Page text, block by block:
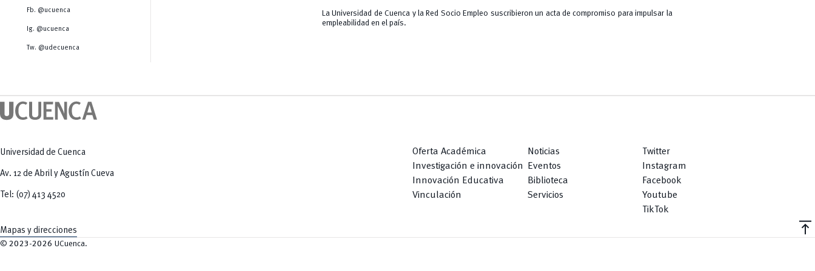
Tecnologías
Radio Universitaria
Sostenibilidad
Fb. @ucuenca
Ig. @ucuenca
Tw. @udecuenca
La Universidad de Cuenca y la Red Socio Empleo suscribieron un acta de compromiso para impulsar la
empleabilidad en el país.
Universidad de Cuenca
Av. 12 de Abril y Agustín Cueva
Tel: (07) 413 4520
Mapas y direcciones
Oferta Académica
Investigación e innovación
Innovación Educativa
Vinculación
Noticias
Eventos
Biblioteca
Servicios
Twitter
Instagram
Facebook
Youtube
TikTok
vertical_align_top
© 2023-2026 UCuenca.